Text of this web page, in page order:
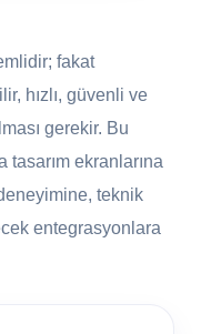
fakat
hızlı, güvenli ve
gerekir. Bu
ekranlarına
teknik
entegrasyonlara